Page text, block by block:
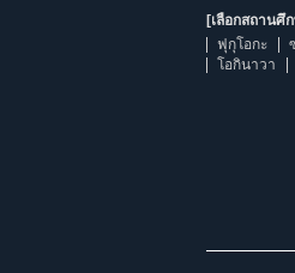
[เลือกสถานศึ
ฟุกุโอกะ
โอกินาวา